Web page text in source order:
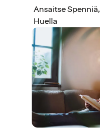
Ansaitse
Huella